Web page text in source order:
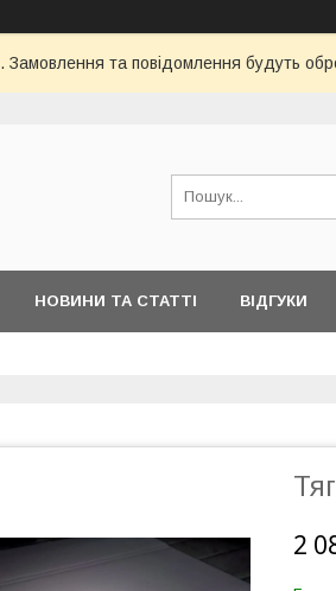
Замовлення та повідомлення будуть
НОВИНИ ТА СТАТТІ ВІДГУКИ
2